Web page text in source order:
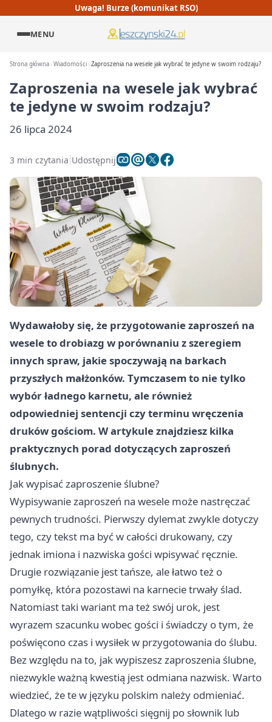
Uwaga! Burze (komunikat RSO)
MENU
Strona główna Wiadomości Zaproszenia na wesele jak wybrać te jedyne w swoim rodzaju?
Zaproszenia na wesele jak wybrać
te jedyne w swoim rodzaju?
26 lipca 2024
3 min czytania Udostępnij
Wydawałoby się, że przygotowanie zaproszeń na
wesele to drobiazg w porównaniu z szeregiem
innych spraw, jakie spoczywają na barkach
przyszłych małżonków. Tymczasem to nie tylko
wybór ładnego karnetu, ale również
odpowiedniej sentencji czy terminu wręczenia
druków gościom. W artykule znajdziesz kilka
praktycznych porad dotyczących zaproszeń
ślubnych.
Jak wypisać zaproszenie ślubne?
Wypisywanie zaproszeń na wesele może nastręczać
pewnych trudności. Pierwszy dylemat zwykle dotyczy
tego, czy tekst ma być w całości drukowany, czy
jednak imiona i nazwiska gości wpisywać ręcznie.
Drugie rozwiązanie jest tańsze, ale łatwo też o
pomyłkę, która pozostawi na karnecie trwały ślad.
Natomiast taki wariant ma też swój urok, jest
wyrazem szacunku wobec gości i świadczy o tym, że
poświęcono czas i wysiłek w przygotowania do ślubu.
Bez względu na to, jak wypiszesz zaproszenia ślubne,
niezwykle ważną kwestią jest odmiana nazwisk. Warto
wiedzieć, że te w języku polskim należy odmieniać.
Dlatego w razie wątpliwości sięgnij po słownik lub